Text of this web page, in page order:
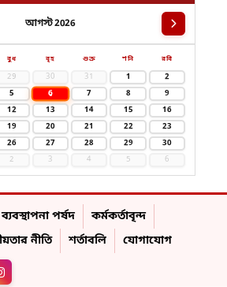
আগস্ট 2026
বুধ বৃহ শুক্র শনি রবি
29 30 31 1
2
5 6 7 8
9
12 13 14 15
16
19 20 21 22
23
26 27 28 29
30
2 3 4 5 6
ব্যবস্থাপনা পর্ষদ
কর্মকর্তাবৃন্দ
নীতি শর্তাবলি যোগাযোগ